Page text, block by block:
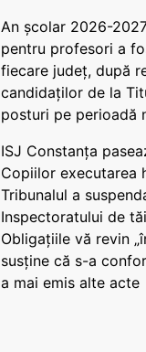
An școlar 2026-
pentru profesori a
fiecare județ, după
candidaților de la
posturi pe perioadă
ISJ Constanța
Copiilor executarea
Tribunalul a
Inspectoratului de
Obligațiile vă revin
susține că s-a
a mai emis alte acte